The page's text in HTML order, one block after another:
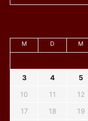
M D M
3
4 5
10
11 12
17
18 19